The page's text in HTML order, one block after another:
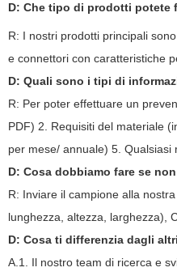
D: Che tipo di prodotti potete
R: I nostri prodotti principali
e connettori con caratteristiche
D: Quali sono i tipi di
R: Per poter effettuare un
PDF) 2. Requisiti del materiale
per mese/ annuale) 5.
D: Cosa dobbiamo fare se
R: Inviare il campione alla
lunghezza, altezza, larghezza),
D: Cosa ti differenzia dagli
A.1. Il nostro team di ricerca e